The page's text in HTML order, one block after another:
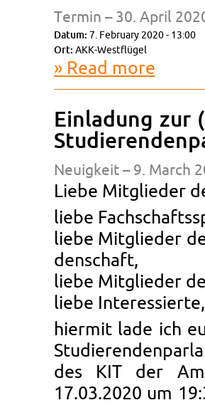
Ter­min – 30. April
Datum: 7. Feb­ru­ary 2020 - 13:00
Ort: AKK-Westflügel
Read more
Ein­ladung zur
Neuigkeit – 9. March
Liebe Mit­glieder
liebe
liebe Mit­glieder
den­schaft,
liebe Mit­glieder
liebe In­ter­essierte,
hi­er­mit lade ich
des KIT der
17.03.2020 um